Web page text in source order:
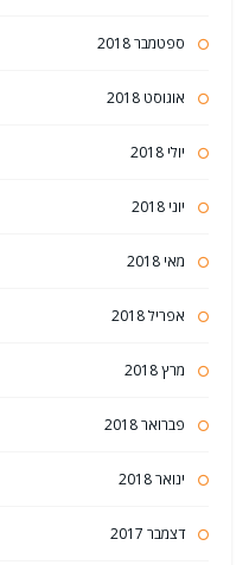
ספטמבר 2018
אוגוסט 2018
יולי 2018
יוני 2018
מאי 2018
אפריל 2018
מרץ 2018
פברואר 2018
ינואר 2018
דצמבר 2017